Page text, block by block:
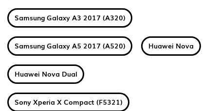
Samsung Galaxy A3 2017 (A320)
Samsung Galaxy A5 2017 (A520) Huawei Nova
Huawei Nova Dual
Sony Xperia X Compact (F5321)